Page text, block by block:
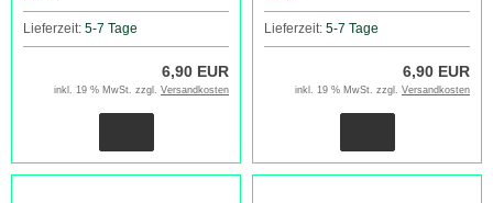
Lieferzeit: 5-7 Tage
6,90 EUR
inkl. 19 % MwSt. zzgl. Versandkosten
Lieferzeit: 5-7 Tage
6,90 EUR
inkl. 19 % MwSt. zzgl. Versandkosten